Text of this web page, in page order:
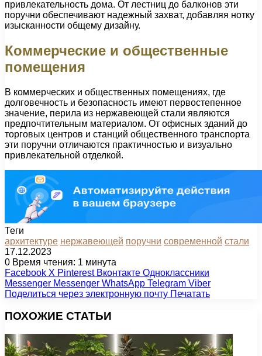
привлекательность дома. От лестниц до балконов эти
поручни обеспечивают надежный захват, добавляя нотку
изысканности общему дизайну.
Коммерческие и общественные
помещения
В коммерческих и общественных помещениях, где
долговечность и безопасность имеют первостепенное
значение, перила из нержавеющей стали являются
предпочтительным материалом. От офисных зданий до
торговых центров и станций общественного транспорта
эти поручни отличаются практичностью и визуально
привлекательной отделкой.
Теги
архитектуре нержавеющей поручни современной стали
17.12.2023
0 Время чтения: 1 минута
Facebook X Pinterest Вконтакте Одноклассники
Messenger Messenger WhatsApp Telegram Viber
Поделиться через электронную почту Печатать
ПОХОЖИЕ СТАТЬИ